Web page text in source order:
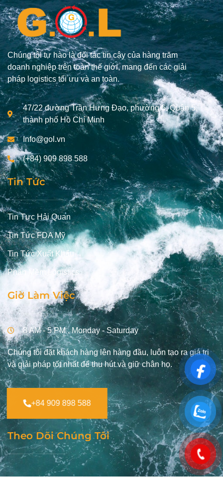
Chúng tôi tự hào là đối tác tin cậy của hàng trăm
doanh nghiệp trên toàn thế giới, mang đến các giải
pháp logistics tối ưu và an toàn.
47/22 đường Trần Hưng Đạo, phường 6, Quận 5,
thành phố Hồ Chí Minh
Info@gol.vn
(+84) 909 898 588
Tin Tức
Tin Tưc Hải Quan
Tin Tức FDA Mỹ
Tin Tức Xuất Khẩu
Phần Mềm Logistics
Giờ Làm Việc
8 AM - 5 PM , Monday - Saturday
Chúng tôi đặt khách hàng lên hàng đầu, luôn tạo ra giá trị
và giải pháp tốt nhất để thu hút và giữ chân họ.
+84 909 898 588
Theo Dõi Chúng Tôi